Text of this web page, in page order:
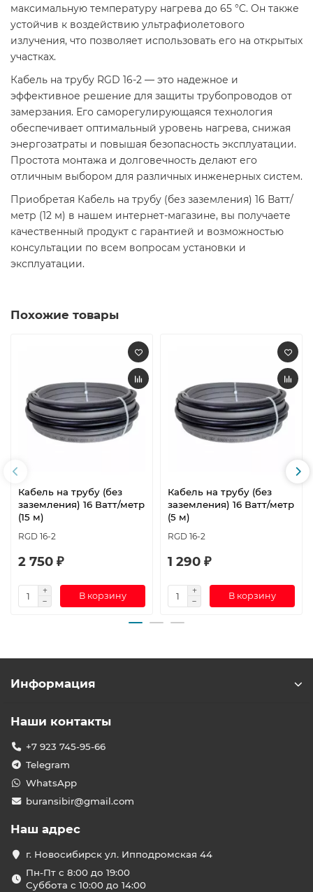
максимальную температуру нагрева до 65 °C. Он также
устойчив к воздействию ультрафиолетового
излучения, что позволяет использовать его на открытых
участках.​
Кабель на трубу RGD 16-2 — это надежное и
эффективное решение для защиты трубопроводов от
замерзания. Его саморегулирующаяся технология
обеспечивает оптимальный уровень нагрева, снижая
энергозатраты и повышая безопасность эксплуатации.
Простота монтажа и долговечность делают его
отличным выбором для различных инженерных систем.​
Приобретая Кабель на трубу (без заземления) 16 Ватт/
метр (12 м) в нашем интернет-магазине, вы получаете
качественный продукт с гарантией и возможностью
консультации по всем вопросам установки и
эксплуатации.​
Похожие товары
Кабель на трубу (без
заземления) 16 Ватт/метр
(15 м)
RGD 16-2
2 750 ₽
В корзину
Кабель на трубу (без
заземления) 16 Ватт/метр
(5 м)
RGD 16-2
1 290 ₽
В корзину
Информация
Наши контакты
+7 923 745-95-66
Telegram
WhatsApp
buransibir@gmail.com
Наш адрес
г. Новосибирск ул. Ипподромская 44
Пн-Пт с 8:00 до 19:00
Суббота с 10:00 до 14:00